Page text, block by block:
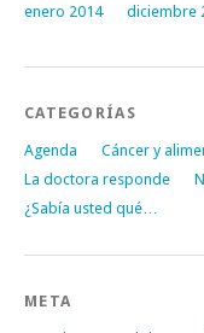
enero 2014
diciembre
CATEGORÍAS
Agenda Cáncer y
La doctora responde
¿Sabía usted qué…
META